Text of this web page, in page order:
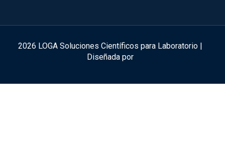
2026 LOGA Soluciones Científicos para Laboratorio |
Diseñada por